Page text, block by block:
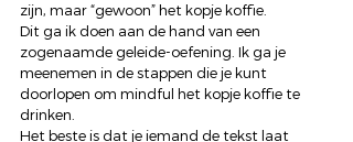
zijn, maar “gewoon” het kopje koffie.
Dit ga ik doen aan de hand van een
zogenaamde geleide-oefening. Ik ga je
meenemen in de stappen die je kunt
doorlopen om mindful het kopje koffie te
drinken.
Het beste is dat je iemand de tekst laat